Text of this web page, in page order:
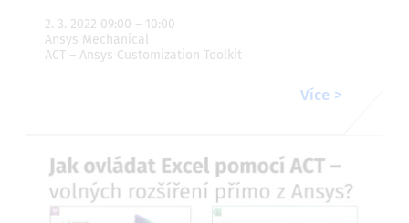
2. 3. 2022 09:00 – 10:00
Ansys Mechanical
ACT – Ansys Customization Toolkit
Více